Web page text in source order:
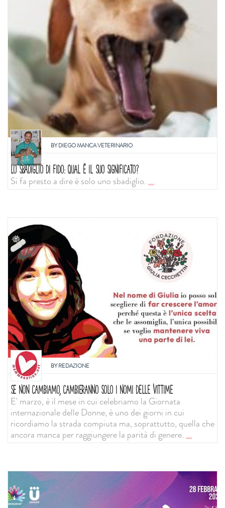
BYDIEGO MANCA VETERINARIO
LO SBADIGLIO DI FIDO: QUAL È IL SUO SIGNIFICATO?
Si fa presto a dire è solo uno sbadiglio....
BYREDAZIONE
SE NON CAMBIAMO, CAMBIERANNO SOLO I NOMI DELLE VITTIME
E' marzo, è il mese in cui celebriamo la Giornata
internazionale delle Donne, è uno dei giorni in cui
ricordiamo la strada compiuta ma, soprattutto, quella che
ancora manca per raggiungere la parità di genere. ...